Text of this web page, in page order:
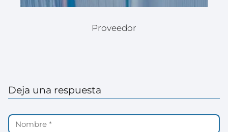
Proveedor
Deja una respuesta